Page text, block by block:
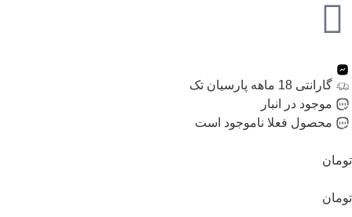
گارانتی 18 ماهه پارسیان تک
موجود در انبار
محصول فعلا ناموجود است
تومان
تومان